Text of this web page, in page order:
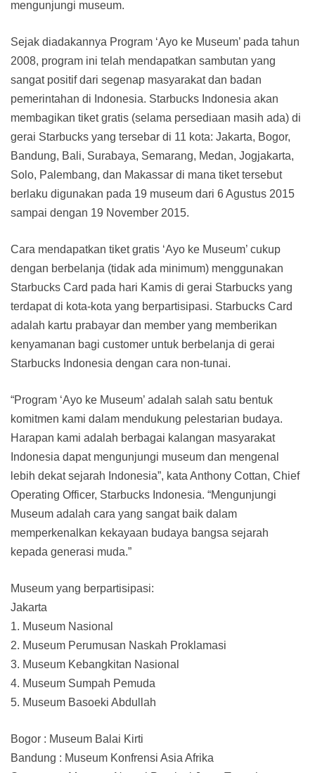
mengunjungi museum.
Sejak diadakannya Program ‘Ayo ke Museum’ pada tahun
2008, program ini telah mendapatkan sambutan yang
sangat positif dari segenap masyarakat dan badan
pemerintahan di Indonesia. Starbucks Indonesia akan
membagikan tiket gratis (selama persediaan masih ada) di
gerai Starbucks yang tersebar di 11 kota: Jakarta, Bogor,
Bandung, Bali, Surabaya, Semarang, Medan, Jogjakarta,
Solo, Palembang, dan Makassar di mana tiket tersebut
berlaku digunakan pada 19 museum dari 6 Agustus 2015
sampai dengan 19 November 2015.
Cara mendapatkan tiket gratis ‘Ayo ke Museum’ cukup
dengan berbelanja (tidak ada minimum) menggunakan
Starbucks Card pada hari Kamis di gerai Starbucks yang
terdapat di kota-kota yang berpartisipasi. Starbucks Card
adalah kartu prabayar dan member yang memberikan
kenyamanan bagi customer untuk berbelanja di gerai
Starbucks Indonesia dengan cara non-tunai.
“Program ‘Ayo ke Museum’ adalah salah satu bentuk
komitmen kami dalam mendukung pelestarian budaya.
Harapan kami adalah berbagai kalangan masyarakat
Indonesia dapat mengunjungi museum dan mengenal
lebih dekat sejarah Indonesia”, kata Anthony Cottan, Chief
Operating Officer, Starbucks Indonesia. “Mengunjungi
Museum adalah cara yang sangat baik dalam
memperkenalkan kekayaan budaya bangsa sejarah
kepada generasi muda.”
Museum yang berpartisipasi:
Jakarta
1. Museum Nasional
2. Museum Perumusan Naskah Proklamasi
3. Museum Kebangkitan Nasional
4. Museum Sumpah Pemuda
5. Museum Basoeki Abdullah
Bogor : Museum Balai Kirti
Bandung : Museum Konfrensi Asia Afrika